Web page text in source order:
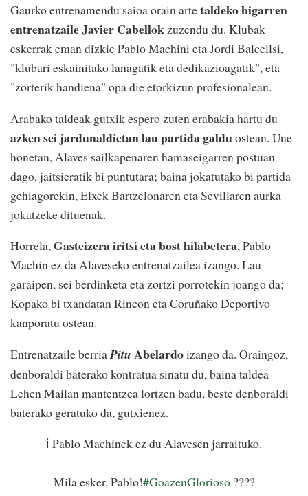
Gaurko entrenamendu saioa orain artetaldeko bigarren
entrenatzaile Javier Cabellokzuzendu du. Klubak
eskerrak eman dizkie Pablo Machini eta Jordi Balcellsi,
"klubari eskainitako lanagatik eta dedikazioagatik", eta
"zorterik handiena" opa die etorkizun profesionalean.
Arabako taldeak gutxik espero zuten erabakia hartu du
azken sei jardunaldietan lau partida galduostean. Une
honetan, Alaves sailkapenaren hamaseigarren postuan
dago, jaitsieratik bi puntutara; baina jokatutako bi partida
gehiagorekin, Elxek Bartzelonaren eta Sevillaren aurka
jokatzeke dituenak.
Horrela,Gasteizera iritsi eta bost hilabetera, Pablo
Machin ez da Alaveseko entrenatzailea izango. Lau
garaipen, sei berdinketa eta zortzi porrotekin joango da;
Kopako bi txandatan Rincon eta Coruñako Deportivo
kanporatu ostean.
Entrenatzaile berriaPitu Abelardoizango da. Oraingoz,
denboraldi baterako kontratua sinatu du, baina taldea
Lehen Mailan mantentzea lortzen badu, beste denboraldi
baterako geratuko da, gutxienez.
ℹ️ Pablo Machinek ez du Alavesen jarraituko.
Mila esker, Pablo!#GoazenGlorioso????